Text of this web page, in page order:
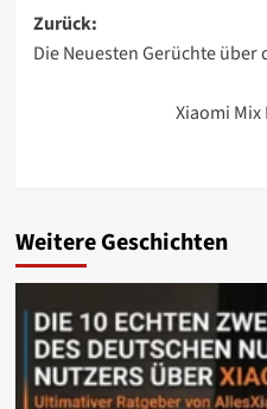
Zurück:
Die Neuesten Gerüchte über
Xiaomi Mix
Weitere Geschichten